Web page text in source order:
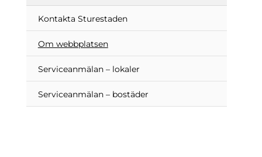
Kontakta Sturestaden
Om webbplatsen
Serviceanmälan – lokaler
Serviceanmälan – bostäder